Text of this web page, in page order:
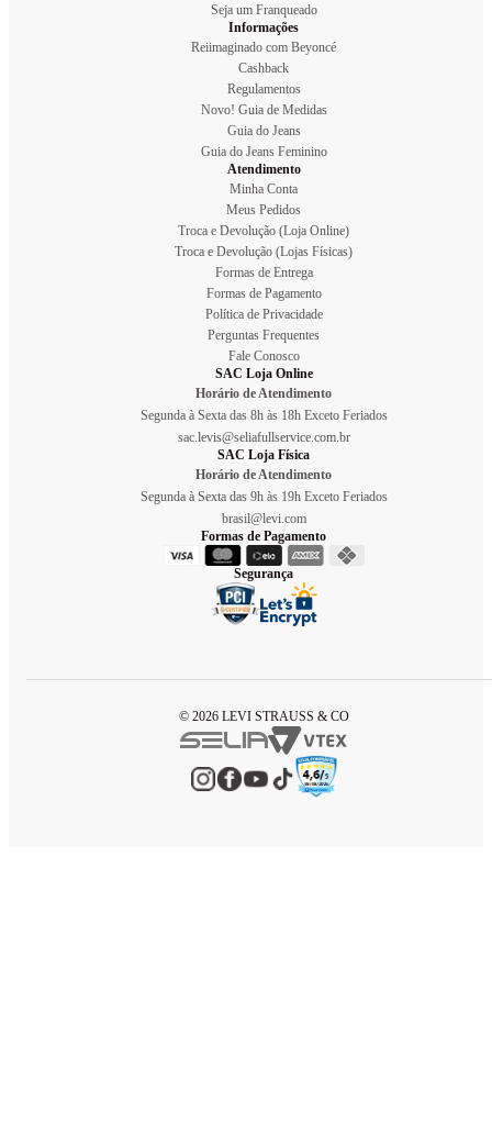
Seja um Franqueado
Informações
Reiimaginado com Beyoncé
Cashback
Regulamentos
Novo! Guia de Medidas
Guia do Jeans
Guia do Jeans Feminino
Atendimento
Minha Conta
Meus Pedidos
Troca e Devolução (Loja Online)
Troca e Devolução (Lojas Físicas)
Formas de Entrega
Formas de Pagamento
Política de Privacidade
Perguntas Frequentes
Fale Conosco
SAC Loja Online
Horário de Atendimento
Segunda à Sexta das 8h às 18h Exceto Feriados
sac.levis@seliafullservice.com.br
SAC Loja Física
Horário de Atendimento
Segunda à Sexta das 9h às 19h Exceto Feriados
brasil@levi.com
Formas de Pagamento
Segurança
© 2026 LEVI STRAUSS & CO